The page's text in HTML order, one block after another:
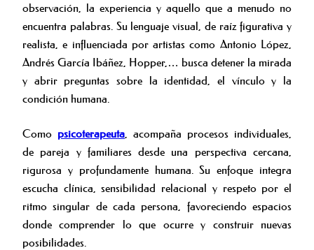
observación, la experiencia y aquello que a menudo no
encuentra palabras. Su lenguaje visual, de raíz figurativa y
realista, e influenciada por artistas como Antonio López,
Andrés García Ibáñez, Hopper,… busca detener la mirada
y abrir preguntas sobre la identidad, el vínculo y la
condición humana.
Como psicoterapeuta, acompaña procesos individuales,
de pareja y familiares desde una perspectiva cercana,
rigurosa y profundamente humana. Su enfoque integra
escucha clínica, sensibilidad relacional y respeto por el
ritmo singular de cada persona, favoreciendo espacios
donde comprender lo que ocurre y construir nuevas
posibilidades.